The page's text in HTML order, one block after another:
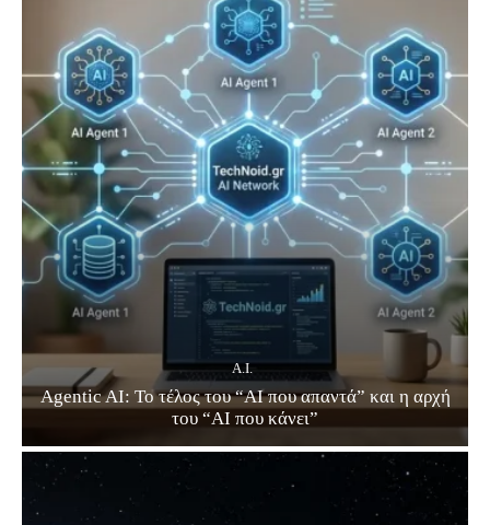
A.I.
Agentic AI: Το τέλος του “AI που απαντά” και η αρχή
του “AI που κάνει”